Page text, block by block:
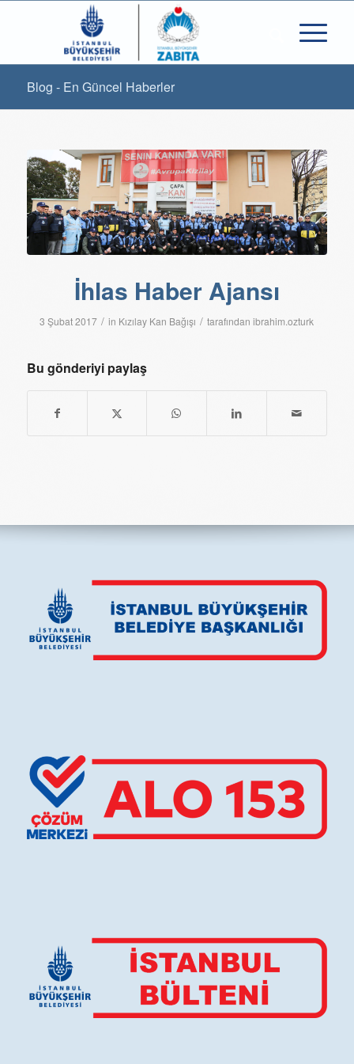
Blog - En Güncel Haberler
İhlas Haber Ajansı
3 Şubat 2017 / in Kızılay Kan Bağışı / tarafındanibrahim.ozturk
Bu gönderiyi paylaş